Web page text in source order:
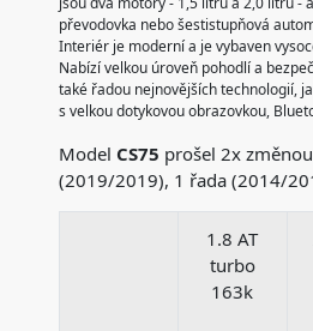
převodovka nebo šestistupňová
Interiér je moderní a je vybaven
Nabízí velkou úroveň pohodlí a
také řadou nejnovějších technologií,
s velkou dotykovou obrazovkou,
Model CS75 prošel 2x
(2019/2019), 1 řada (2014/
1.8 AT
turbo
163k